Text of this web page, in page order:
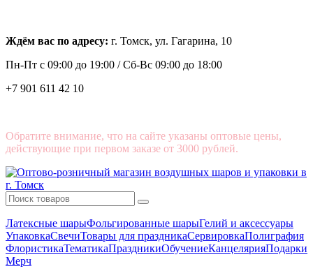
Ждём вас по адресу: г. Томск, ул. Гагарина, 10
Пн-Пт с 09:00 до 19:00 /Сб-Вс 09:00 до 18:00
+7 901 611 42 10
Обратите внимание, что на сайте указаны оптовые цены,
действующие при первом заказе от 3000 рублей.
Латексные шарыФольгированные шарыГелий и аксессуары
УпаковкаСвечиТовары для праздникаСервировкаПолиграфия
ФлористикаТематикаПраздникиОбучениеКанцелярияПодарки
Мерч